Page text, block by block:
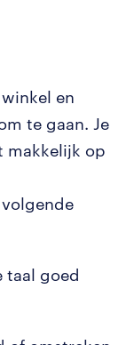
en
te gaan. Je
makkelijk op
taal goed